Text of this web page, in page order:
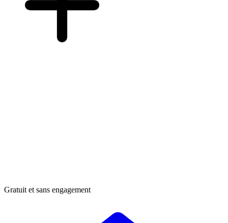
Gratuit et sans engagement